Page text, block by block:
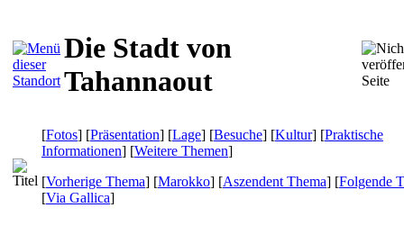
Die Stadt von
Tahannaout
[Fotos] [Präsentation] [Lage] [Besuche] [Kultur] [Praktische
Informationen] [Weitere Themen]
[Vorherige Thema] [Marokko] [Aszendent Thema] [Folgende
[Via Gallica]